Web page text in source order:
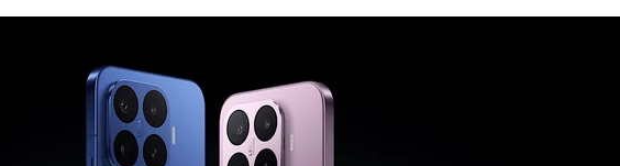
！中国钙钛矿探测器太空“开箱”，一边探测射线一边光伏发电
！K90跳上3099，小米17标准版逼近4800